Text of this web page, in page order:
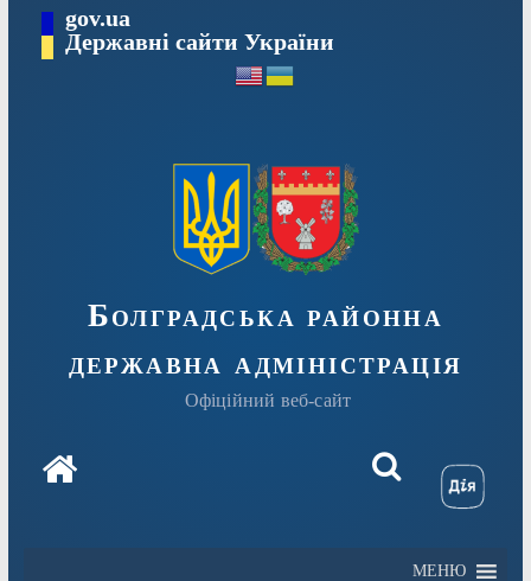
Перейтиgov.ua
Державні сайти України
Болградська районна
державна адміністрація
Офіційний веб-сайт
МЕНЮ